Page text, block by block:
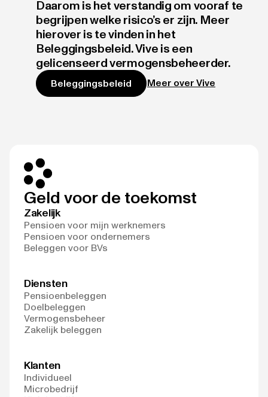
Daarom is het verstandig om vooraf te
begrijpen welke risico’s er zijn. Meer
hierover is te vinden in het
Beleggingsbeleid. Vive is een
gelicenseerd vermogensbeheerder.
Beleggingsbeleid Meer over Vive
Geld voor de toekomst
Zakelijk
Pensioen voor mijn werknemers
Pensioen voor ondernemers
Beleggen voor BVs
Diensten
Pensioenbeleggen
Doelbeleggen
Vermogensbeheer
Zakelijk beleggen
Klanten
Individueel
Microbedrijf